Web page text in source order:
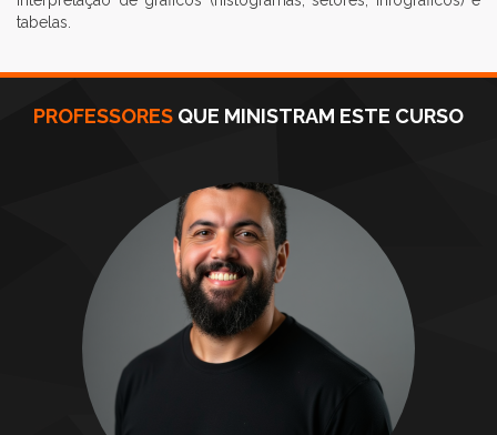
tabelas.
PROFESSORES QUE MINISTRAM ESTE CURSO